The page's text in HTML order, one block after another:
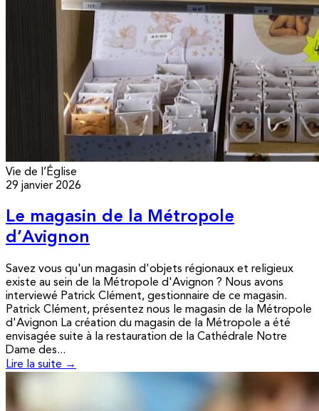
Vie de l’Église
29 janvier 2026
Le magasin de la Métropole
d’Avignon
Savez vous qu'un magasin d'objets régionaux et religieux
existe au sein de la Métropole d'Avignon ? Nous avons
interviewé Patrick Clément, gestionnaire de ce magasin.
Patrick Clément, présentez nous le magasin de la Métropole
d'Avignon La création du magasin de la Métropole a été
envisagée suite à la restauration de la Cathédrale Notre
Dame des...
Lire la suite →